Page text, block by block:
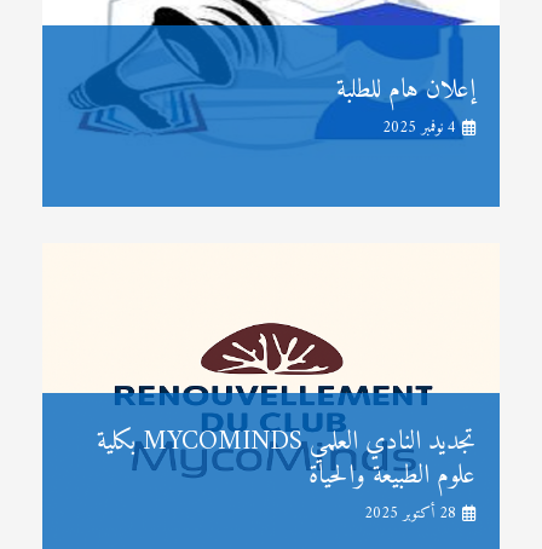
إعلان هام للطلبة
4 نوفمبر 2025
تجديد النادي العلمي MYCOMINDS بكلية
علوم الطبيعة والحياة
28 أكتوبر 2025